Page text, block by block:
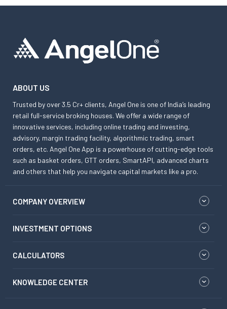
ABOUT US
Trusted by over 3.5 Cr+ clients, Angel One is one of India’s leading
retail full-service broking houses. We offer a wide range of
innovative services, including online trading and investing,
advisory, margin trading facility, algorithmic trading, smart
orders, etc. Angel One App is a powerhouse of cutting-edge tools
such as basket orders, GTT orders, SmartAPI, advanced charts
and others that help you navigate capital markets like a pro.
COMPANY OVERVIEW
INVESTMENT OPTIONS
CALCULATORS
KNOWLEDGE CENTER